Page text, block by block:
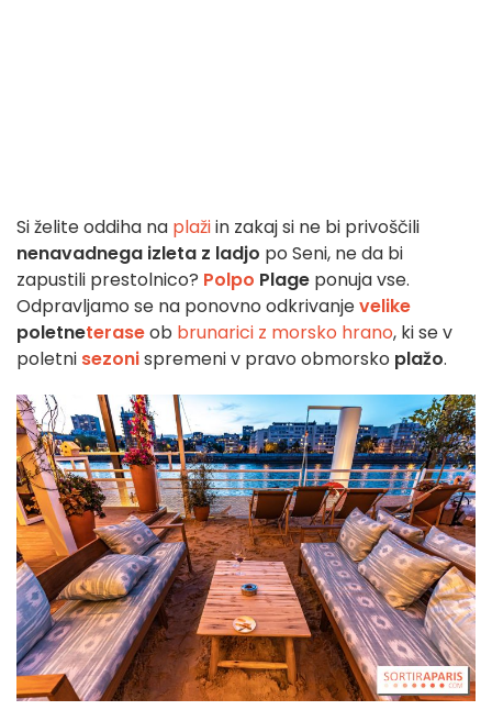
Si želite oddiha na plažiin zakaj si ne bi privoščili
nenavadnega izleta z ladjo po Seni, ne da bi
zapustili prestolnico? Polpo Plage ponuja vse.
Odpravljamo se na ponovno odkrivanjevelike
poletneteraseob brunarici z morsko hrano, ki se v
poletni sezonispremeni v pravo obmorsko plažo.